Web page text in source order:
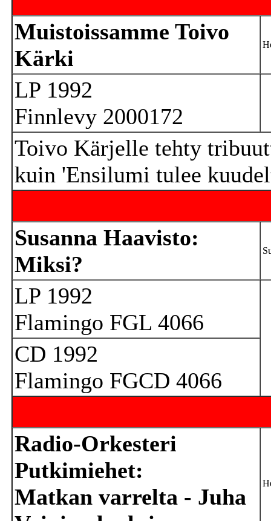
Muistoissamme Toivo
Kärki
LP 1992
Finnlevy 2000172
Toivo Kärjelle tehty
kuin 'Ensilumi tulee
Susanna Haavisto:
Miksi?
LP 1992
Flamingo FGL 4066
CD 1992
Flamingo FGCD 4066
Radio-Orkesteri
Putkimiehet:
Matkan varrelta - Juha